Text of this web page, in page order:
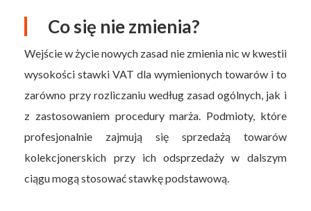
Co się nie zmienia?
Wejście w życie nowych zasad nie zmienia nic w kwestii
wysokości stawki VAT dla wymienionych towarów i to
zarówno przy rozliczaniu według zasad ogólnych, jak i
z zastosowaniem procedury marża. Podmioty, które
profesjonalnie zajmują się sprzedażą towarów
kolekcjonerskich przy ich odsprzedaży w dalszym
ciągu mogą stosować stawkę podstawową.